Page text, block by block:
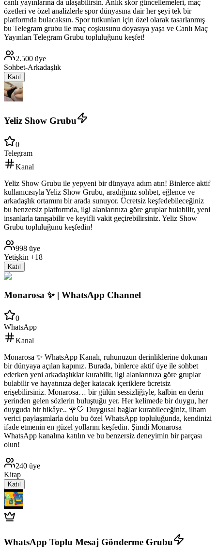
canlı yayınlarına da ulaşabilirsin. Anlık skor güncellemeleri, maç
özetleri ve özel analizlerle spor dünyasına dair her şeyi tek bir
platformda bulacaksın. Spor tutkunları için özel olarak tasarlanmış
bu Telegram grubu ile maç coşkusunu doyasıya yaşa ve Canlı Maç
Yayınları Telegram Grubu topluluğunu keşfet!
2.500 üye
Sohbet-Arkadaşlık
Katıl
Yeliz Show Grubu
0
Telegram
Kanal
Yeliz Show Grubu ile yepyeni bir dünyaya adım atın! Binlerce aktif
kullanıcısıyla Yeliz Show Grubu, aradığınız sohbet, eğlence ve
arkadaşlık ortamını bir arada sunuyor. Ücretsiz keşfedebileceğiniz
bu benzersiz platformda, ilgi alanlarınıza göre gruplar bulabilir, yeni
insanlarla tanışabilir ve keyifli vakit geçirebilirsiniz. Yeliz Show
Grubu topluluğunu keşfedin!
998 üye
Yetişkin +18
Katıl
Monarosa ✨️ | WhatsApp Channel
0
WhatsApp
Kanal
Monarosa ✨️ WhatsApp Kanalı, ruhunuzun derinliklerine dokunan
bir dünyaya açılan kapınız. Burada, binlerce aktif üye ile sohbet
ederken yeni arkadaşlıklar kurabilir, ilgi alanlarınıza göre gruplar
bulabilir ve hayatınıza değer katacak içeriklere ücretsiz
erişebilirsiniz. Monarosa… bir gülün sessizliğiyle, kalbin en derin
yerinden gelen sözlerin buluştuğu yer. Her kelimede bir duygu, her
duyguda bir hikâye.. 🌹🤍 Duygusal bağlar kurabileceğiniz, ilham
verici paylaşımlarla dolu bu özel WhatsApp topluluğunda, kendinizi
ifade etmenin en güzel yollarını keşfedin. Şimdi Monarosa
WhatsApp kanalına katılın ve bu benzersiz deneyimin bir parçası
olun!
240 üye
Kitap
Katıl
WhatsApp Toplu Mesaj Gönderme Grubu